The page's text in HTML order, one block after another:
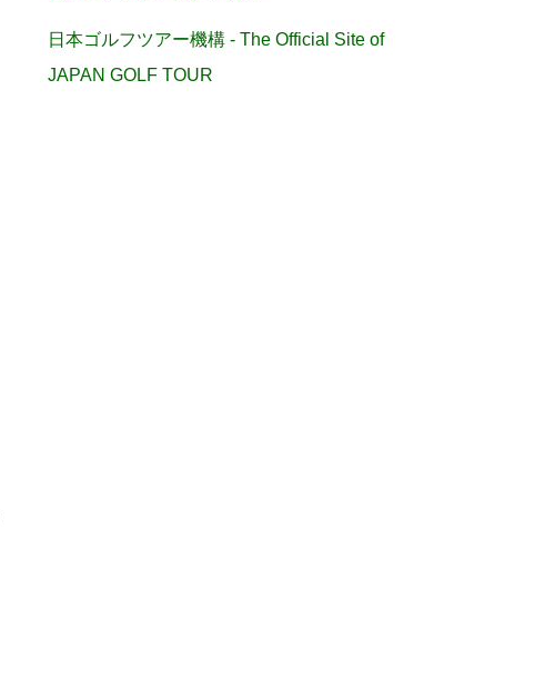
日本ゴルフツアー機構 - The Official Site of
JAPAN GOLF TOUR